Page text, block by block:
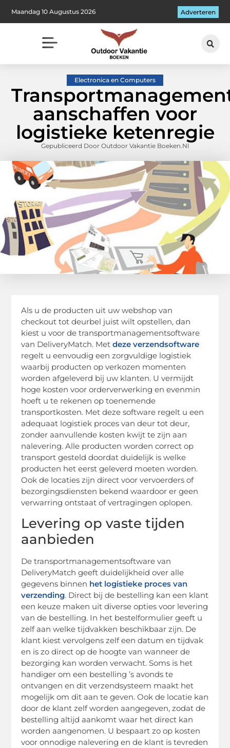
Maandag 10 Augustus 2026 Adverteren
Electronica en Computers
aanschaffen voor
logistieke ketenregie
Gepubliceerd Door Outdoor Vakantie Boeken.nl
Als u de producten uit uw webshop van
checkout tot deurbel juist wilt opstellen, dan
kiest u voor de transportmanagementsoftware
van DeliveryMatch. Metdeze verzendsoftware
regelt u eenvoudig een zorgvuldige logistiek
waarbij producten op verkozen momenten
worden afgeleverd bij uw klanten. U vermijdt
hoge kosten voor orderverwerking en evenmin
hoeft u te rekenen op toenemende
transportkosten. Met deze software regelt u een
adequaat logistiek proces van deur tot deur,
zonder aanvullende kosten kwijt te zijn aan
nalevering. Alle producten worden correct op
transport gesteld doordat duidelijk is welke
producten het eerst geleverd moeten worden.
Ook de locaties zijn direct voor vervoerders of
bezorgingsdiensten bekend waardoor er geen
verwarring ontstaat of vertragingen oplopen.
Levering op vaste tijden
aanbieden
De transportmanagementsoftware van
DeliveryMatch geeft duidelijkheid over alle
gegevens binnen het logistieke proces van
verzending. Direct bij de bestelling kan een klant
een keuze maken uit diverse opties voor levering
van de bestelling. In het bestelformulier geeft u
zelf aan welke tijdvakken beschikbaar zijn. De
klant kiest vervolgens zelf een datum en tijdvak
en is zo direct op de hoogte van wanneer de
bezorging kan worden verwacht. Soms is het
handiger om een bestelling ’s avonds te
ontvangen en dit verzendsysteem maakt het
mogelijk om dit aan te geven. Ook de locatie kan
door de klant zelf worden aangegeven, zodat de
bestelling altijd aankomt waar het direct kan
worden aangenomen. U bespaart zo op kosten
voor onnodige nalevering en de klant is tevreden